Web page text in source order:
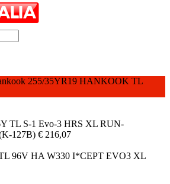
255/35YR19 HANKOOK TL
TL S-1 Evo-3 HRS XL RUN-
127B) € 216,07
96V HA W330 I*CEPT EVO3 XL